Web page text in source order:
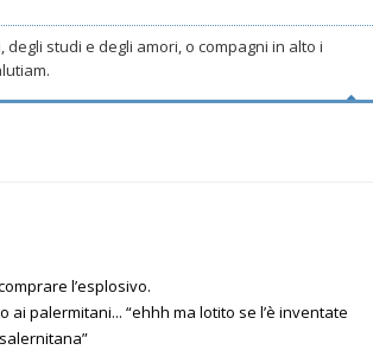
degli studi e degli amori, o compagni in alto i
l’esplosivo.
ai palermitani... “ehhh ma lotito se l’è inventate